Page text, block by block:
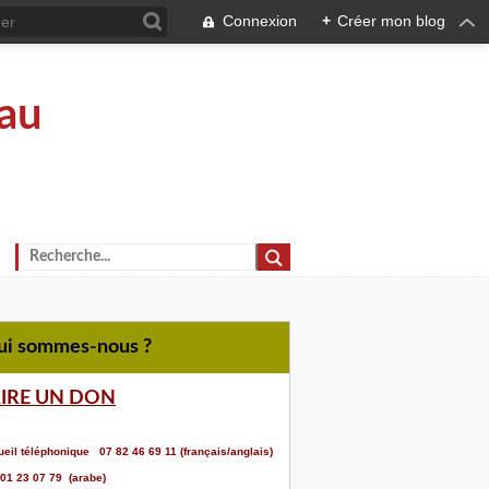
Connexion + Créer mon blog
sommes-nous ?
UN DON
téléphonique 07 82 46 69 11 (français/anglais)
23 07 79 (arabe)